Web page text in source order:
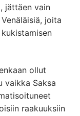
jättäen vain
joita
ollut
vaikka Saksa
raakuuksiin